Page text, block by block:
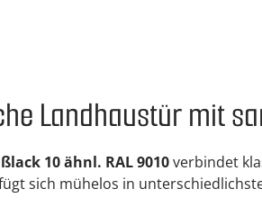
Landhaustür mit
10 ähnl. RAL 9010verbindet
sich mühelos in